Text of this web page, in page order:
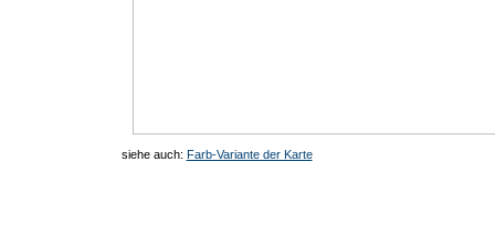
siehe auch: Farb-Variante der Karte